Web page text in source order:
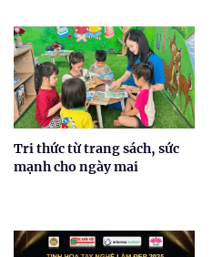
Tri thức từ trang sách, sức
mạnh cho ngày mai